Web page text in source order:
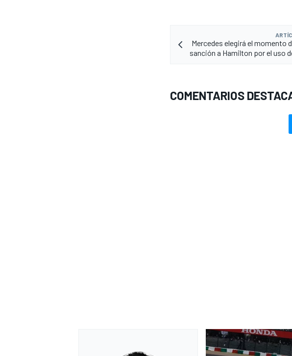
Mercedes elegirá el momento
sanción a Hamilton por el uso
COMENTARIOS